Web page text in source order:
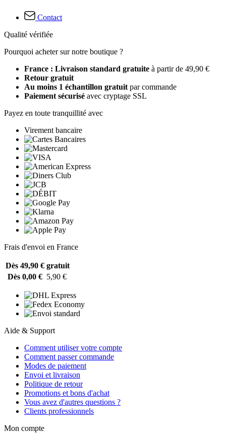
Contact
Qualité vérifiée
Pourquoi acheter sur notre boutique ?
France : Livraison standard gratuite à partir de 49,90 €
Retour gratuit
Au moins 1 échantillon gratuit par commande
Paiement sécurisé avec cryptage SSL
Payez en toute tranquillité avec
Virement bancaire
Frais d'envoi en France
Dès 49,90 € gratuit
Dès 0,00 € 5,90 €
Aide & Support
Comment utiliser votre compte
Comment passer commande
Modes de paiement
Envoi et livraison
Politique de retour
Promotions et bons d'achat
Vous avez d'autres questions ?
Clients professionnels
Mon compte